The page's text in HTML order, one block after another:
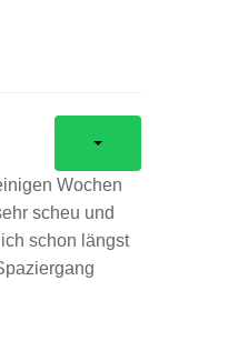
Wochen
scheu und
schon längst